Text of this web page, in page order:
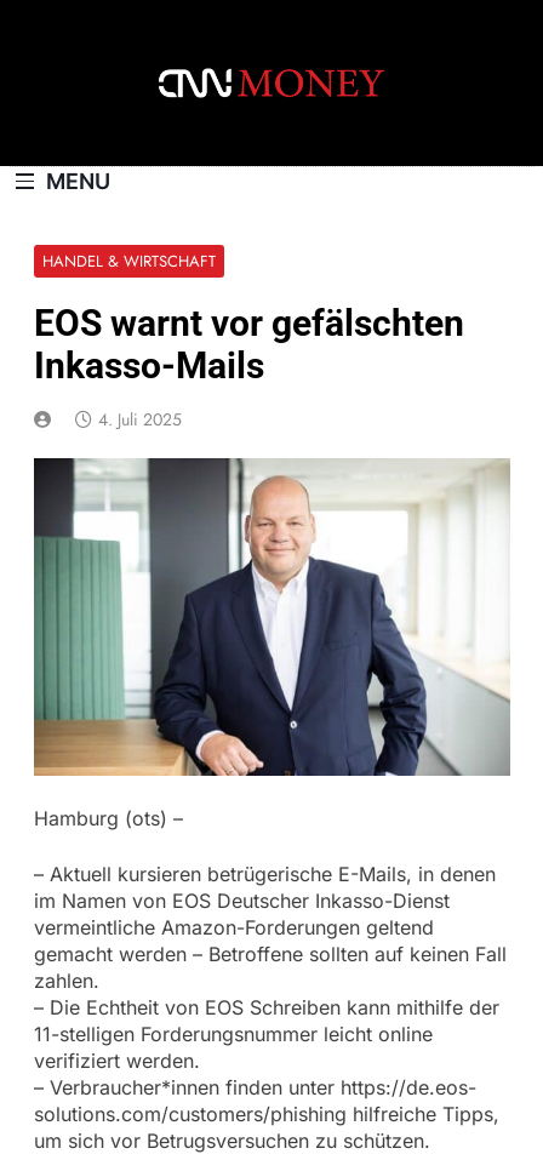
MENU
HANDEL & WIRTSCHAFT
EOS warnt vor gefälschten
Inkasso-Mails
4. Juli 2025
Hamburg (ots) –
– Aktuell kursieren betrügerische E-Mails, in denen
im Namen von EOS Deutscher Inkasso-Dienst
vermeintliche Amazon-Forderungen geltend
gemacht werden – Betroffene sollten auf keinen Fall
zahlen.
– Die Echtheit von EOS Schreiben kann mithilfe der
11-stelligen Forderungsnummer leicht online
verifiziert werden.
– Verbraucher*innen finden unter https://de.eos-
solutions.com/customers/phishing hilfreiche Tipps,
um sich vor Betrugsversuchen zu schützen.